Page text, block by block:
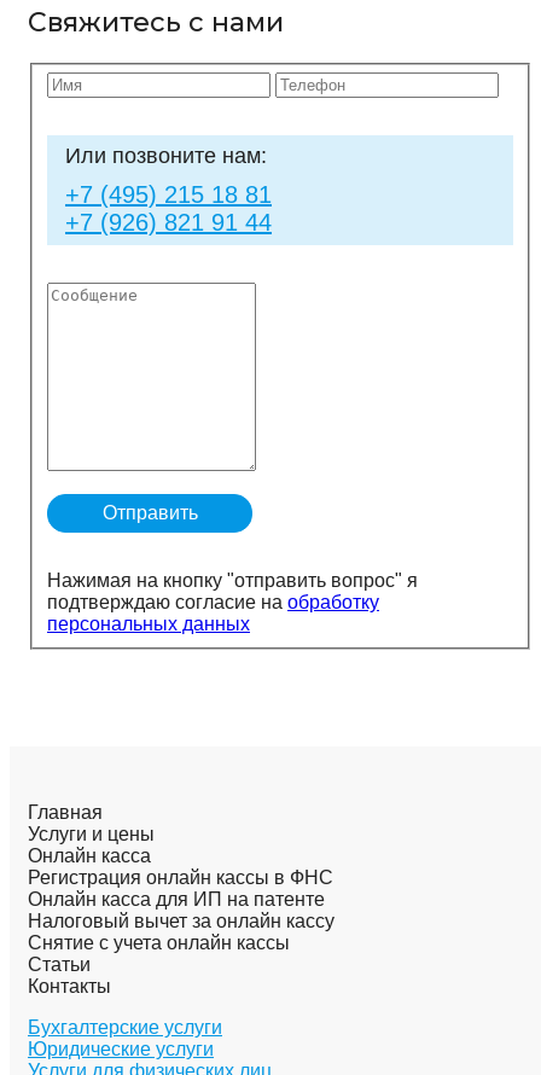
Свяжитесь с нами
Или позвоните нам:
+7 (495) 215 18 81
+7 (926) 821 91 44
Нажимая на кнопку "отправить вопрос" я
подтверждаю согласие на обработку
персональных данных
Главная
Услуги и цены
Онлайн касса
Регистрация онлайн кассы в ФНС
Онлайн касса для ИП на патенте
Налоговый вычет за онлайн кассу
Снятие с учета онлайн кассы
Статьи
Контакты
Бухгалтерские услуги
Юридические услуги
Услуги для физических лиц